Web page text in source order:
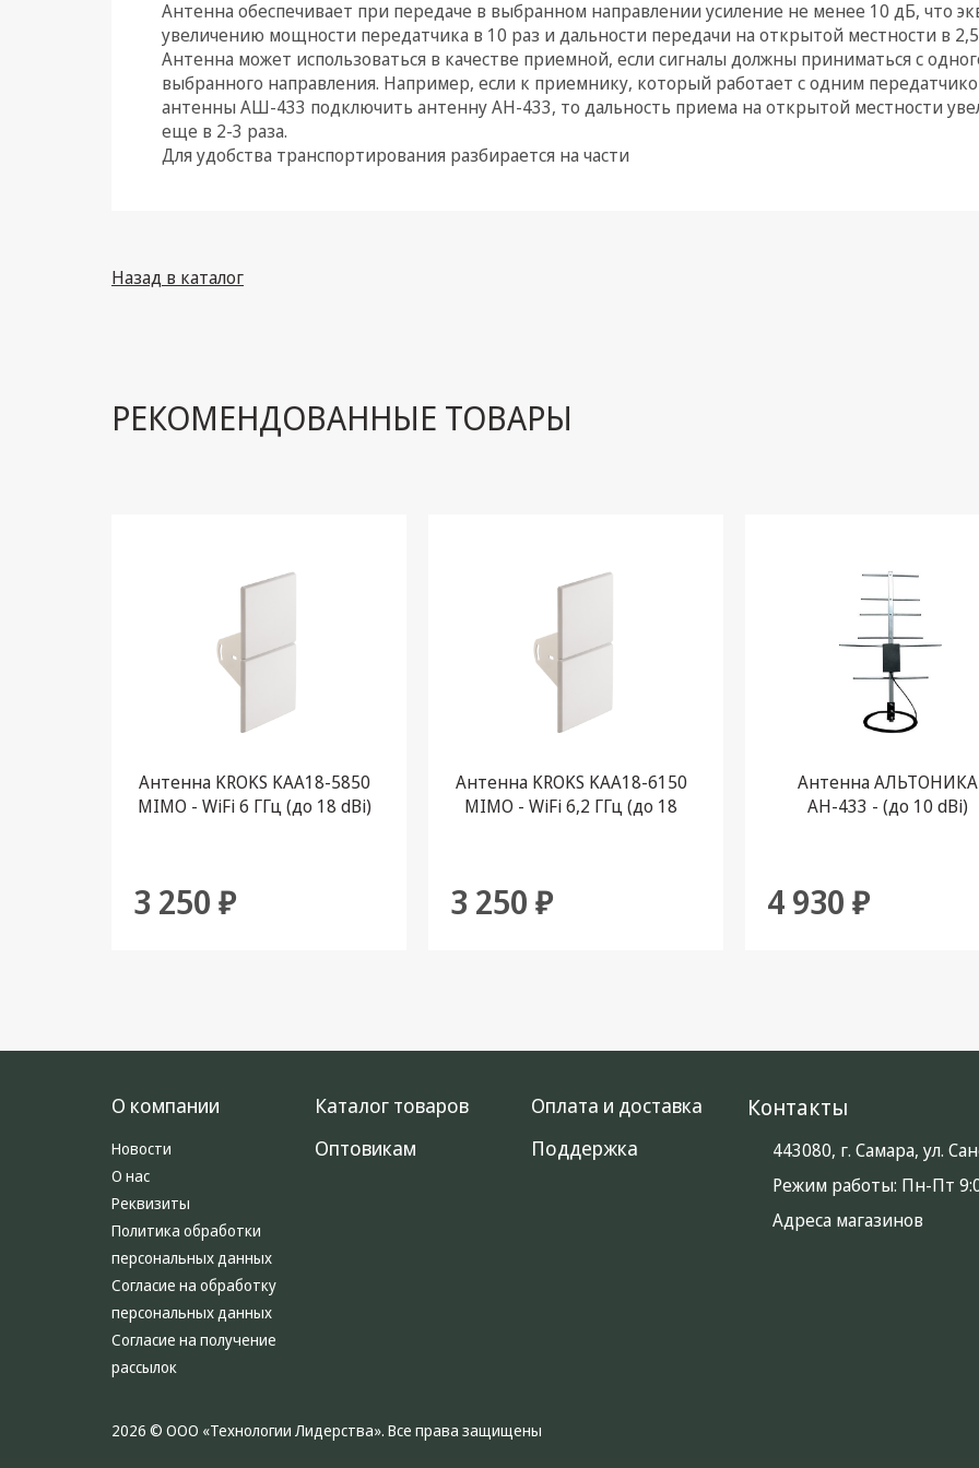
Климатическая техника
Электрика
Светотехника
Товары для дома и Бытовая
Антенна обеспечивает при передаче в выбранном направлении усиление не менее 10 дБ, что
увеличению мощности передатчика в 10 раз и дальности передачи на открытой местности в
Антенна может использоваться в качестве приемной, если сигналы должны приниматься с
выбранного направления. Например, если к приемнику, который работает с одним
антенны АШ-433 подключить антенну АН-433, то дальность приема на открытой местности
еще в 2-3 раза.
Для удобства транспортирования разбирается на части
Назад в каталог
РЕКОМЕНДОВАННЫЕ ТОВАРЫ
Антенна KROKS KAA18-5850
MIMO - WiFi 6 ГГц (до 18 dBi)
3 250 ₽
Антенна KROKS KAA18-6150
MIMO - WiFi 6,2 ГГц (до 18
3 250 ₽
Антенна АЛЬТОНИКА
АН-433 - (до 10 dBi)
4 930 ₽
О компании
Новости
О нас
Реквизиты
Политика обработки
персональных данных
Согласие на обработку
персональных данных
Согласие на получение
рассылок
Каталог товаров
Оплата и доставка
Оптовикам
Поддержка
Контакты
443080, г. Самара, ул.
Режим работы: Пн-Пт
Адреса магазинов
2026 © ООО «Технологии Лидерства». Все права защищены